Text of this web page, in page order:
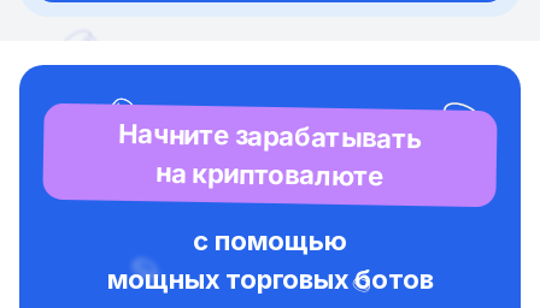
Начните зарабатывать
на криптовалюте
с помощью
мощных торговых ботов